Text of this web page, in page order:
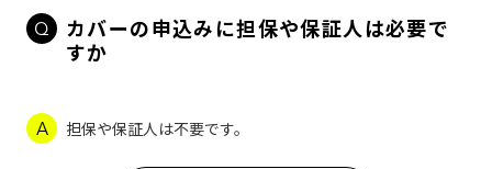
カバーの申込みに担保や保証人は必要で
すか
担保や保証人は不要です。